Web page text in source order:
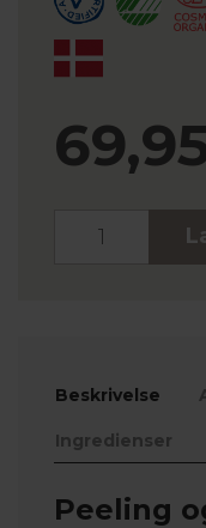
Beskrivelse
Ingredienser
Peeling